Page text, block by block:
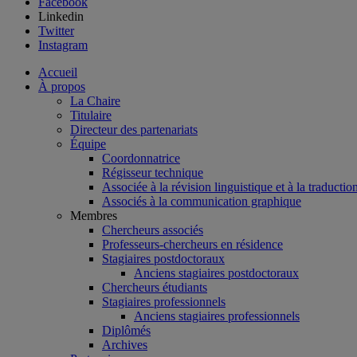
Linkedin
Twitter
Instagram
Accueil
À propos
La Chaire
Titulaire
Directeur des partenariats
Équipe
Coordonnatrice
Régisseur technique
Associée à la révision linguistique et à la
Associés à la communication graphique
Membres
Chercheurs associés
Professeurs-chercheurs en résidence
Stagiaires postdoctoraux
Anciens stagiaires postdoctoraux
Chercheurs étudiants
Stagiaires professionnels
Anciens stagiaires professionnels
Diplômés
Archives